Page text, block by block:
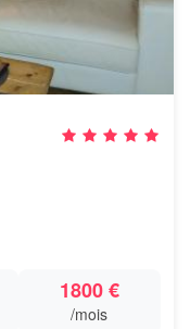
1800 €
/mois